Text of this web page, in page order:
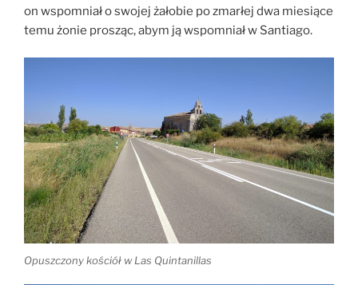
on wspomniał o swojej żałobie po zmarłej dwa miesiące
temu żonie prosząc, abym ją wspomniał w Santiago.
Opuszczony kościół w Las Quintanillas